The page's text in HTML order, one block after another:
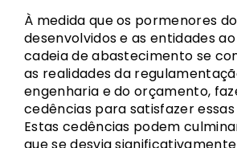
À medida que os pormenores
desenvolvidos e as entidades
cadeia de abastecimento se
as realidades da
engenharia e do orçamento,
cedências para satisfazer
Estas cedências podem